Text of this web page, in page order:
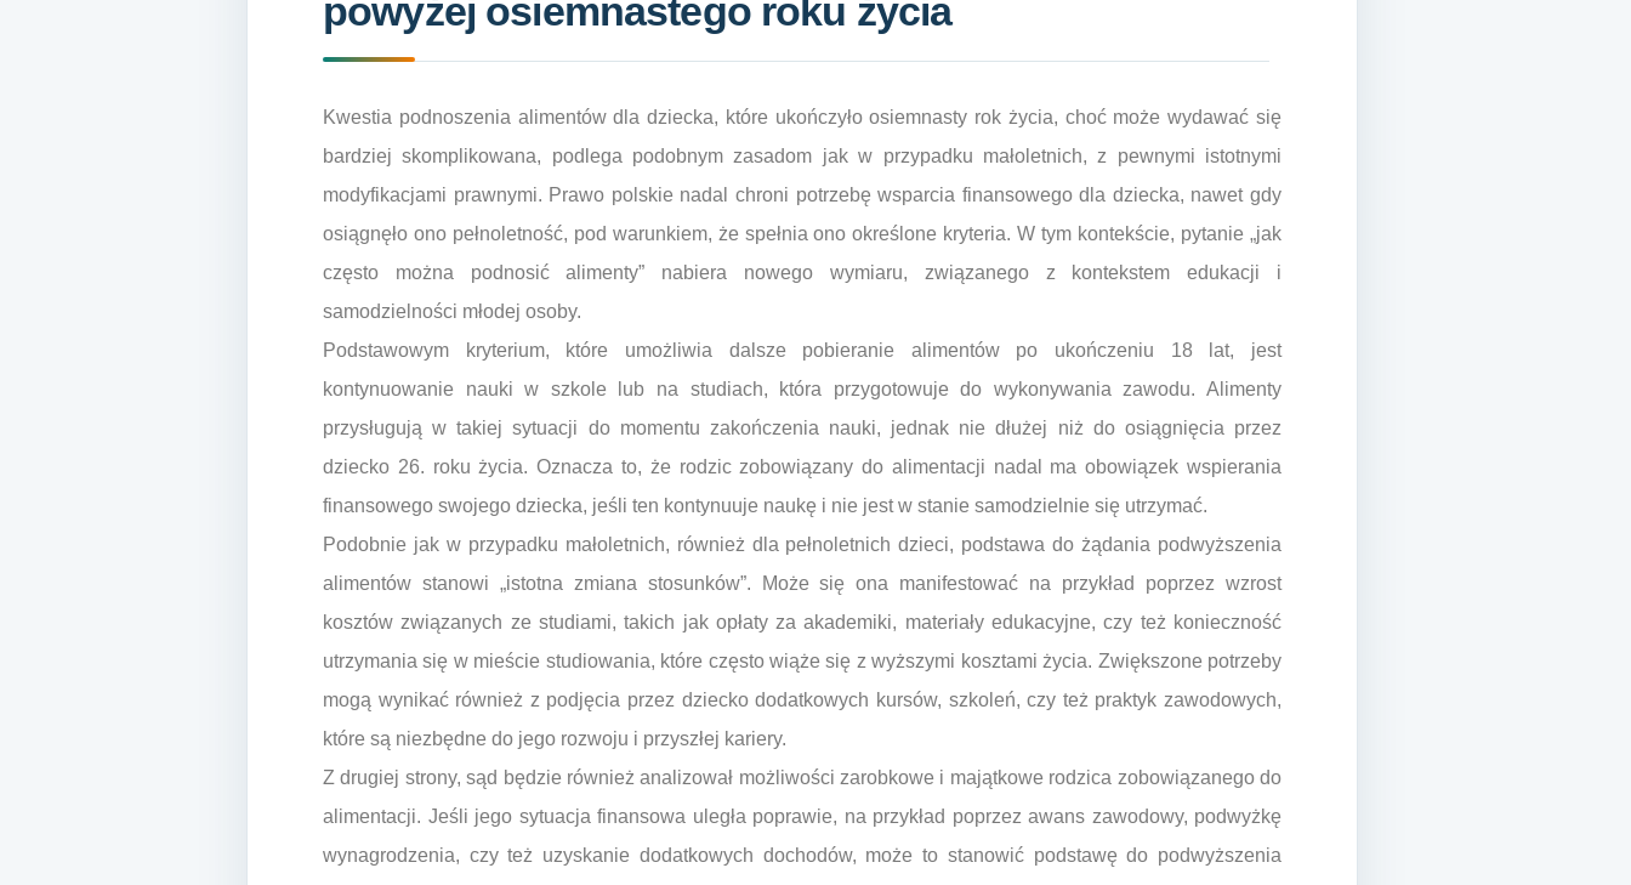
powyżej osiemnastego roku życia
Kwestia podnoszenia alimentów dla dziecka, które ukończyło osiemnasty rok życia, choć może wydawać się
bardziej skomplikowana, podlega podobnym zasadom jak w przypadku małoletnich, z pewnymi istotnymi
modyfikacjami prawnymi. Prawo polskie nadal chroni potrzebę wsparcia finansowego dla dziecka, nawet gdy
osiągnęło ono pełnoletność, pod warunkiem, że spełnia ono określone kryteria. W tym kontekście, pytanie „jak
często można podnosić alimenty” nabiera nowego wymiaru, związanego z kontekstem edukacji i
samodzielności młodej osoby.
Podstawowym kryterium, które umożliwia dalsze pobieranie alimentów po ukończeniu 18 lat, jest
kontynuowanie nauki w szkole lub na studiach, która przygotowuje do wykonywania zawodu. Alimenty
przysługują w takiej sytuacji do momentu zakończenia nauki, jednak nie dłużej niż do osiągnięcia przez
dziecko 26. roku życia. Oznacza to, że rodzic zobowiązany do alimentacji nadal ma obowiązek wspierania
finansowego swojego dziecka, jeśli ten kontynuuje naukę i nie jest w stanie samodzielnie się utrzymać.
Podobnie jak w przypadku małoletnich, również dla pełnoletnich dzieci, podstawa do żądania podwyższenia
alimentów stanowi „istotna zmiana stosunków”. Może się ona manifestować na przykład poprzez wzrost
kosztów związanych ze studiami, takich jak opłaty za akademiki, materiały edukacyjne, czy też konieczność
utrzymania się w mieście studiowania, które często wiąże się z wyższymi kosztami życia. Zwiększone potrzeby
mogą wynikać również z podjęcia przez dziecko dodatkowych kursów, szkoleń, czy też praktyk zawodowych,
które są niezbędne do jego rozwoju i przyszłej kariery.
Z drugiej strony, sąd będzie również analizował możliwości zarobkowe i majątkowe rodzica zobowiązanego do
alimentacji. Jeśli jego sytuacja finansowa uległa poprawie, na przykład poprzez awans zawodowy, podwyżkę
wynagrodzenia, czy też uzyskanie dodatkowych dochodów, może to stanowić podstawę do podwyższenia